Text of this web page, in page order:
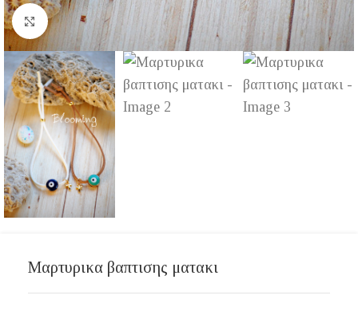
Click to enlarge
Μαρτυρικα βαπτισης ματακι